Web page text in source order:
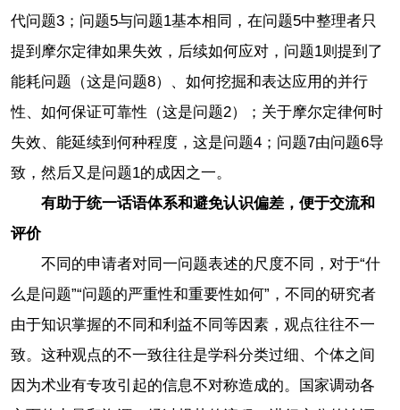
代问题3；问题5与问题1基本相同，在问题5中整理者只
提到摩尔定律如果失效，后续如何应对，问题1则提到了
能耗问题（这是问题8）、如何挖掘和表达应用的并行
性、如何保证可靠性（这是问题2）；关于摩尔定律何时
失效、能延续到何种程度，这是问题4；问题7由问题6导
致，然后又是问题1的成因之一。
有助于统一话语体系和避免认识偏差，便于交流和
评价
不同的申请者对同一问题表述的尺度不同，对于“什
么是问题”“问题的严重性和重要性如何”，不同的研究者
由于知识掌握的不同和利益不同等因素，观点往往不一
致。这种观点的不一致往往是学科分类过细、个体之间
因为术业有专攻引起的信息不对称造成的。国家调动各